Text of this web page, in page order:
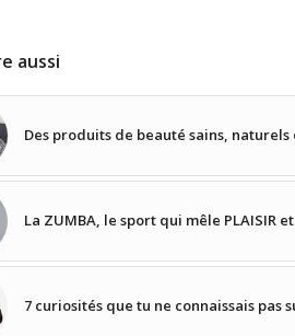
aussi
Des produits de beauté sains,
La ZUMBA, le sport qui mêle PLAISIR
7 curiosités que tu ne connaissais pas